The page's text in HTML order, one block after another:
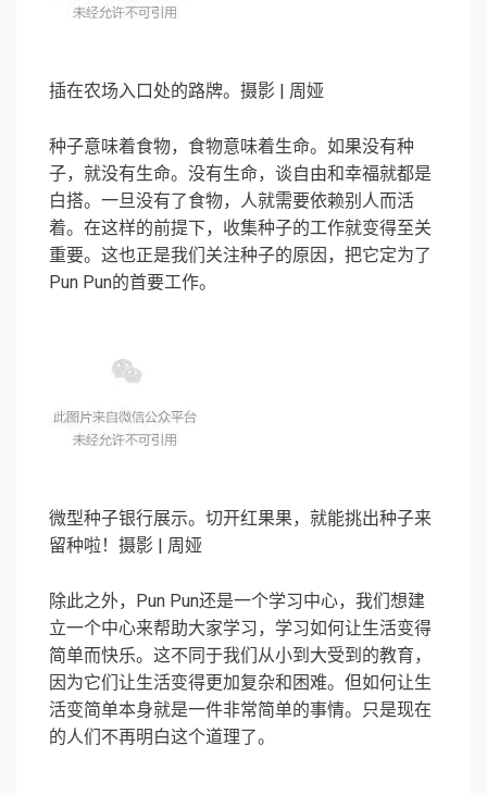
插在农场入口处的路牌。摄影 | 周娅
种子意味着食物，食物意味着生命。如果没有种
子，就没有生命。没有生命，谈自由和幸福就都是
白搭。一旦没有了食物，人就需要依赖别人而活
着。在这样的前提下，收集种子的工作就变得至关
重要。这也正是我们关注种子的原因，把它定为了
Pun Pun的首要工作。
微型种子银行展示。切开红果果，就能挑出种子来
留种啦！摄影 | 周娅
除此之外，Pun Pun还是一个学习中心，我们想建
立一个中心来帮助大家学习，学习如何让生活变得
简单而快乐。这不同于我们从小到大受到的教育，
因为它们让生活变得更加复杂和困难。但如何让生
活变简单本身就是一件非常简单的事情。只是现在
的人们不再明白这个道理了。